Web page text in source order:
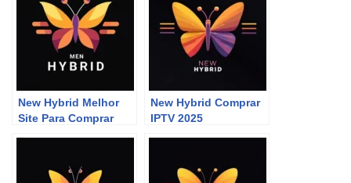
New Hybrid Melhor
Site Para Comprar
New Hybrid Comprar
IPTV 2025